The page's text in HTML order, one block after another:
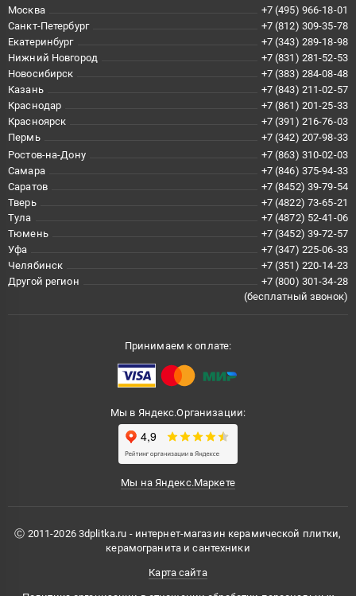
Москва
+7 (495) 966-18-01
Санкт-Петербург
+7 (812) 309-35-78
Екатеринбург
+7 (343) 289-18-98
Нижний Новгород
+7 (831) 281-52-53
Новосибирск
+7 (383) 284-08-48
Казань
+7 (843) 211-02-57
Краснодар
+7 (861) 201-25-33
Красноярск
+7 (391) 216-76-03
Пермь
+7 (342) 207-98-33
Ростов-на-Дону
+7 (863) 310-02-03
Самара
+7 (846) 375-94-33
Саратов
+7 (8452) 39-79-54
Тверь
+7 (4822) 73-65-21
Тула
+7 (4872) 52-41-06
Тюмень
+7 (3452) 39-72-57
Уфа
+7 (347) 225-06-33
Челябинск
+7 (351) 220-14-23
Другой регион
+7 (800) 301-34-28
(бесплатный звонок)
Принимаем к оплате:
Мы в Яндекс.Организации:
Мы на Яндекс.Маркете
Ⓒ 2011-2026 3dplitka.ru - интернет-магазин керамической плитки,
керамогранита и сантехники
Карта сайта